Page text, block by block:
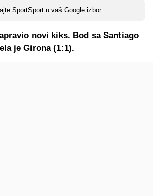
SportSport u vaš Google izbor
novi kiks. Bod sa Santiago
je Girona (1:1).